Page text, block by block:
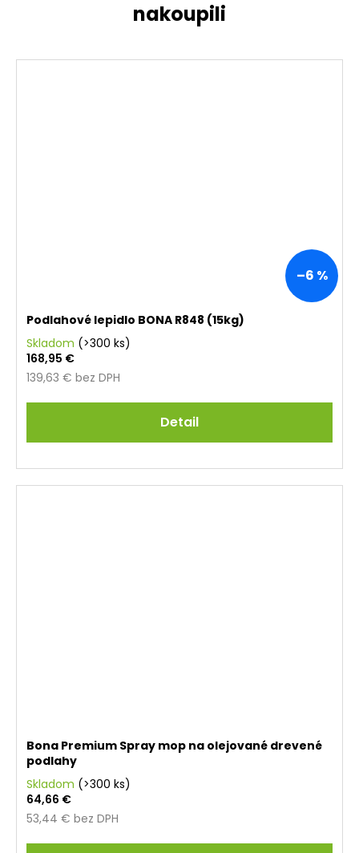
–6 %
Podlahové lepidlo BONA R848 (15kg)
Skladom (>300 ks)
139,63 € bez DPH
168,95 €
Detail
Bona Premium Spray mop na olejované drevené
podlahy
Skladom (>300 ks)
53,44 € bez DPH
64,66 €